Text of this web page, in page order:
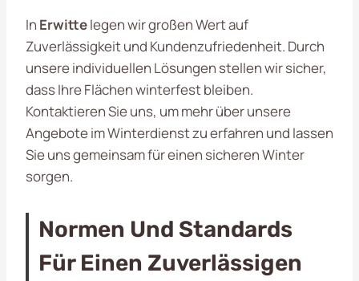
In Erwittelegen wir großen Wert auf
Zuverlässigkeit und Kundenzufriedenheit. Durch
unsere individuellen Lösungen stellen wir sicher,
dass Ihre Flächen winterfest bleiben.
Kontaktieren Sie uns, um mehr über unsere
Angebote im Winterdienst zu erfahren und lassen
Sie uns gemeinsam für einen sicheren Winter
sorgen.
Normen Und Standards
Für Einen Zuverlässigen